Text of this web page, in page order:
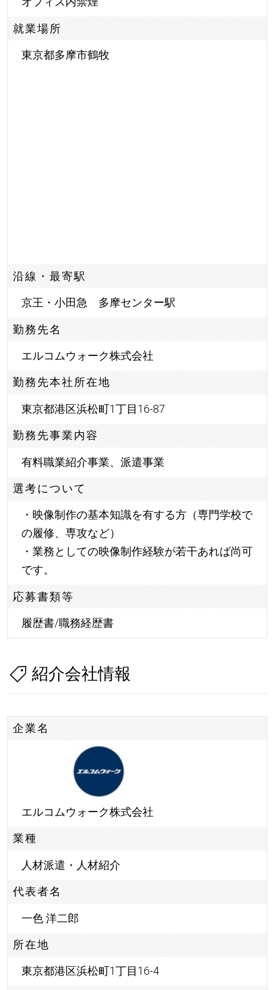
就業場所
東京都多摩市鶴牧
沿線・最寄駅
京王・小田急 多摩センター駅
勤務先名
エルコムウォーク株式会社
勤務先本社所在地
東京都港区浜松町1丁目16-87
勤務先事業内容
有料職業紹介事業、派遣事業
選考について
・映像制作の基本知識を有する方（専門学校で
の履修、専攻など）
・業務としての映像制作経験が若干あれば尚可
です。
応募書類等
履歴書/職務経歴書
紹介会社情報
企業名
エルコムウォーク株式会社
業種
人材派遣・人材紹介
代表者名
一色 洋二郎
所在地
東京都港区浜松町1丁目16-4